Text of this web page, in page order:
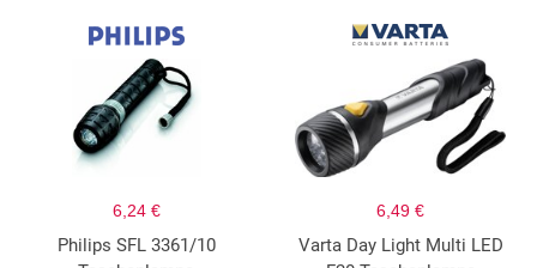
6,24 €
Philips SFL 3361/10
6,49 €
Varta Day Light Multi LED